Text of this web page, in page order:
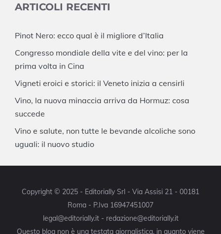
ARTICOLI RECENTI
Pinot Nero: ecco qual è il migliore d’Italia
Congresso mondiale della vite e del vino: per la
prima volta in Cina
Vigneti eroici e storici: il Veneto inizia a censirli
Vino, la nuova minaccia arriva da Hormuz: cosa
succede
Vino e salute, non tutte le bevande alcoliche sono
uguali: il nuovo studio
Copyright © 2025 - Editorially Srl - Via Assisi 21 - 00181
Roma - P.Iva 16947451007
legal@editorially.it - redazione@editorially.it
Questo blog non è una testata giornalistica, in quanto viene